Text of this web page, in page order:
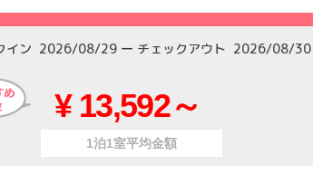
イン 2026/08/29 チェックアウト 2026/08/30
¥ 13,592～
1泊1室平均金額